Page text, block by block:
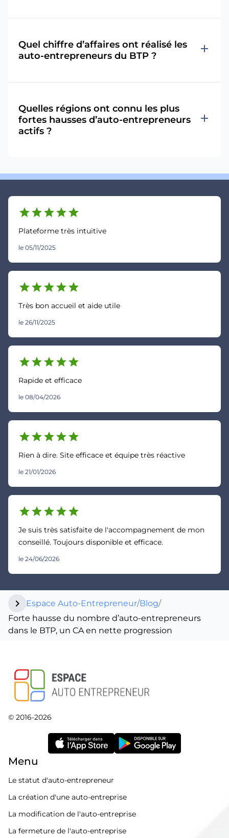
Quel chiffre d’affaires ont réalisé les
auto-entrepreneurs du BTP ?
add
Quelles régions ont connu les plus
fortes hausses d’auto-entrepreneurs
actifs ?
add
starstarstarstarstar
Plateforme très intuitive
le 05/11/2025
starstarstarstarstar
Très bon accueil et aide utile
le 26/11/2025
starstarstarstarstar
Rapide et efficace
le 08/04/2026
starstarstarstarstar
Rien à dire. Site efficace et équipe très réactive
le 21/01/2026
starstarstarstarstar
Je suis très satisfaite de l'accompagnement de mon
conseillé. Toujours disponible et efficace.
le 24/06/2026
chevron_right Espace Auto-Entrepreneur/Blog/
Forte hausse du nombre d’auto-entrepreneurs
dans le BTP, un CA en nette progression
© 2016-2026
Menu
Le statut d'auto-entrepreneur
La création d'une auto-entreprise
La modification de l'auto-entreprise
La fermeture de l'auto-entreprise